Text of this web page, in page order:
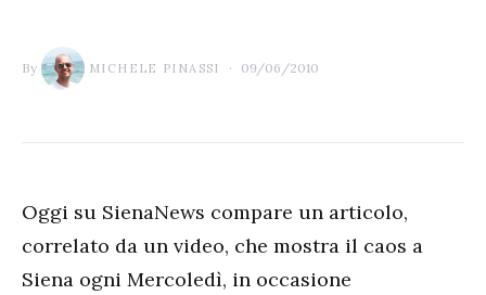
By MICHELE PINASSI 09/06/2010
Oggi su SienaNews compare un articolo,
correlato da un video, che mostra il caos a
Siena ogni Mercoledì, in occasione